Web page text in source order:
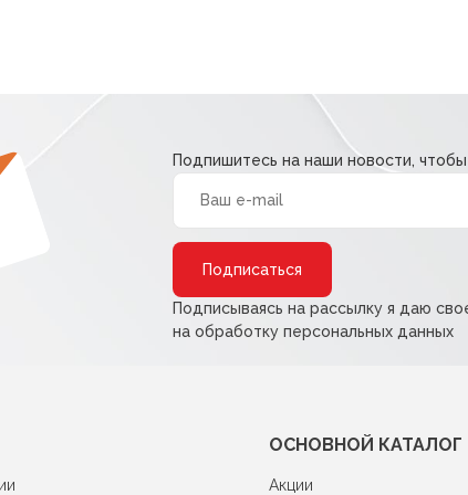
Подпишитесь на наши новости,
Подписываясь на рассылку я даю
на обработку персональных данных
ОСНОВНОЙ КАТАЛОГ
Акции